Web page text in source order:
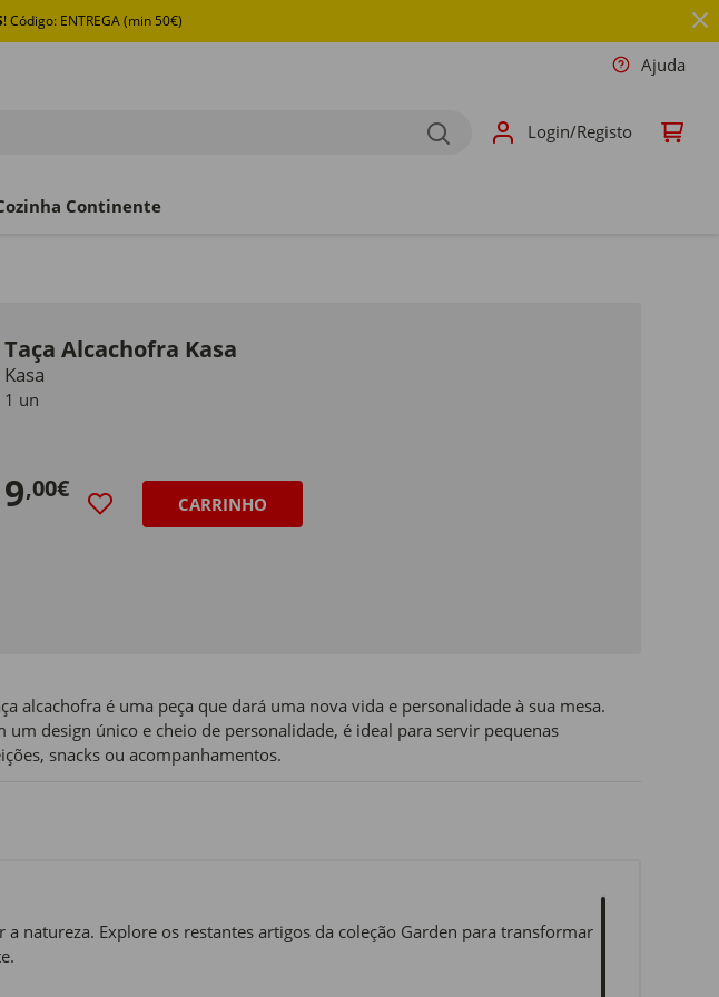
! Código: ENTREGA (min 50€)
Ajuda
Login/Registo
Continente
Taça Alcachofra Kasa
Kasa
1 un
9,00€
CARRINHO
alcachofra é uma peça que dará uma nova vida e personalidade à sua mesa.
um design único e cheio de personalidade, é ideal para servir pequenas
snacks ou acompanhamentos.
a natureza. Explore os restantes artigos da coleção Garden para transformar